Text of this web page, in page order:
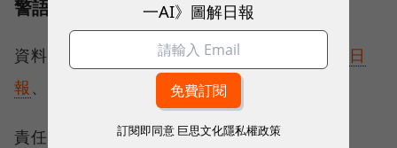
警語：飲酒過量，有害健康
資料來源： Market Watch、路透社
華爾街日
報
Anheuser-Busch InBev
責任編輯：文潔琳、蕭閔云
一AI》圖解日報
訂閱即同意 巨思文化隱私權政策